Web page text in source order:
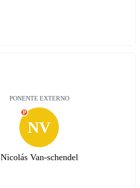
PONENTE EXTERNO
NV
P
Nicolás Van-schendel